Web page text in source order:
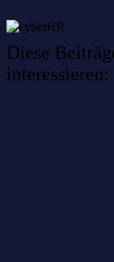
Diese
interessieren: